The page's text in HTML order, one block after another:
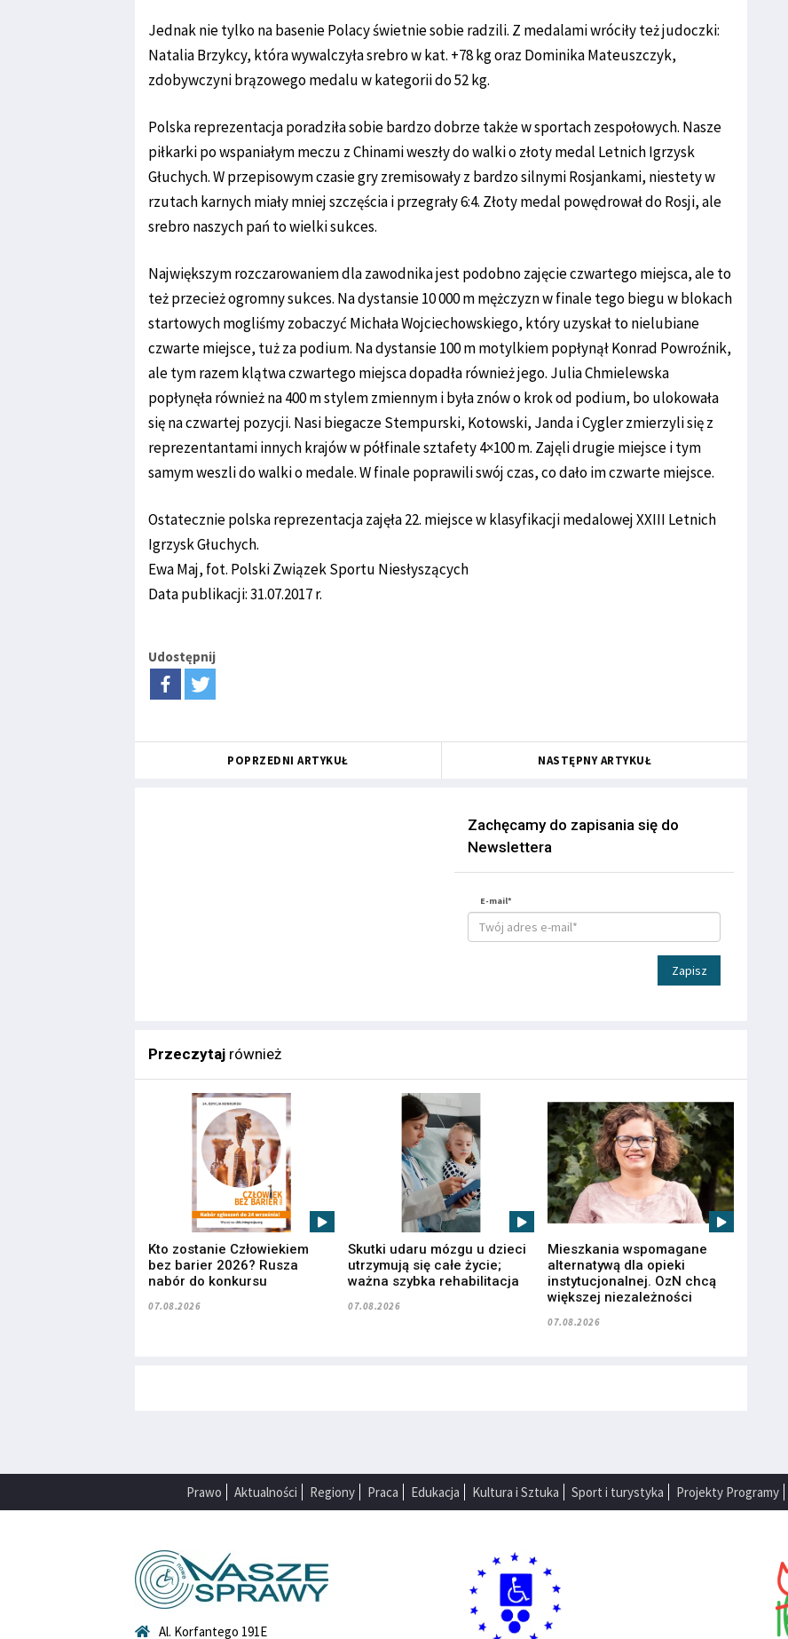
Jednak nie tylko na basenie Polacy świetnie sobie radzili. Z medalami wróciły też judoczki:
Natalia Brzykcy, która wywalczyła srebro w kat. +78 kg oraz Dominika Mateuszczyk,
zdobywczyni brązowego medalu w kategorii do 52 kg.
Polska reprezentacja poradziła sobie bardzo dobrze także w sportach zespołowych. Nasze
piłkarki po wspaniałym meczu z Chinami weszły do walki o złoty medal Letnich Igrzysk
Głuchych. W przepisowym czasie gry zremisowały z bardzo silnymi Rosjankami, niestety w
rzutach karnych miały mniej szczęścia i przegrały 6:4. Złoty medal powędrował do Rosji, ale
srebro naszych pań to wielki sukces.
Największym rozczarowaniem dla zawodnika jest podobno zajęcie czwartego miejsca, ale to
też przecież ogromny sukces. Na dystansie 10 000 m mężczyzn w finale tego biegu w blokach
startowych mogliśmy zobaczyć Michała Wojciechowskiego, który uzyskał to nielubiane
czwarte miejsce, tuż za podium. Na dystansie 100 m motylkiem popłynął Konrad Powroźnik,
ale tym razem klątwa czwartego miejsca dopadła również jego. Julia Chmielewska
popłynęła również na 400 m stylem zmiennym i była znów o krok od podium, bo ulokowała
się na czwartej pozycji. Nasi biegacze Stempurski, Kotowski, Janda i Cygler zmierzyli się z
reprezentantami innych krajów w półfinale sztafety 4×100 m. Zajęli drugie miejsce i tym
samym weszli do walki o medale. W finale poprawili swój czas, co dało im czwarte miejsce.
Ostatecznie polska reprezentacja zajęła 22. miejsce w klasyfikacji medalowej XXIII Letnich
Igrzysk Głuchych.
Ewa Maj, fot. Polski Związek Sportu Niesłyszących
Data publikacji: 31.07.2017 r.
Udostępnij
POPRZEDNI ARTYKUŁ NASTĘPNY ARTYKUŁ
Zachęcamy do zapisania się do
Newslettera
E-mail*
Zapisz
Przeczytaj również
Kto zostanie Człowiekiem
bez barier 2026? Rusza
nabór do konkursu
07.08.2026
Skutki udaru mózgu u dzieci
utrzymują się całe życie;
ważna szybka rehabilitacja
07.08.2026
Mieszkania wspomagane
alternatywą dla opieki
instytucjonalnej. OzN chcą
większej niezależności
07.08.2026
Prawo Aktualności Regiony Praca Edukacja Kultura i Sztuka Sport i turystyka Projekty Programy
Al. Korfantego 191E